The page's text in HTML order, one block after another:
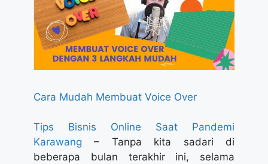
Cara Mudah Membuat Voice Over
Tips Bisnis Online Saat Pandemi
Karawang – Tanpa kita sadari di
beberapa bulan terakhir ini, selama